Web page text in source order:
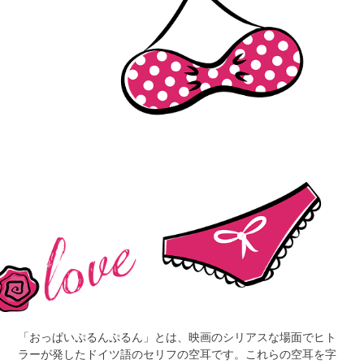
「おっぱいぷるんぷるん」とは、映画のシリアスな場面でヒト
ラーが発したドイツ語のセリフの空耳です。これらの空耳を字